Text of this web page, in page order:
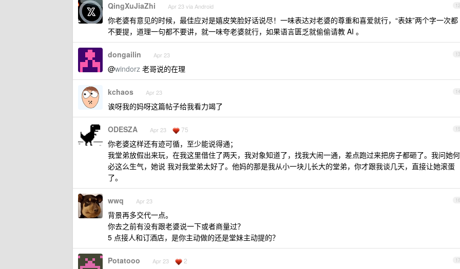
12
QingXuJiaZhi Apr 23 via Android
你老婆有意见的时候，最佳应对是嬉皮笑脸好话说尽！一味表达对老婆的尊重和喜爱就行，“表妹”两个字一次都
不要提，道理一句都不要讲，就一味夸老婆就行，如果语言匮乏就偷偷请教 AI 。
13
dongailin Apr 23
@windorz 老哥说的在理
14
kchaos Apr 23
诶呀我的妈呀这篇帖子给我看力竭了
15
ODESZA Apr 23 75
你老婆这样还有迹可循，至少能说得通；
我堂弟放假出来玩，在我这里借住了两天，我对象知道了，找我大闹一通，差点跑过来把房子都砸了。我问她何
必这么生气，她说 我对我堂弟太好了。他妈的那是我从小一块儿长大的堂弟，你才跟我谈几天，直接让她滚蛋
了。
16
wwq Apr 23
背景再多交代一点。
你去之前有没有跟老婆说一下或者商量过？
5 点接人和订酒店，是你主动做的还是堂妹主动提的？
17
Potatooo Apr 23 2